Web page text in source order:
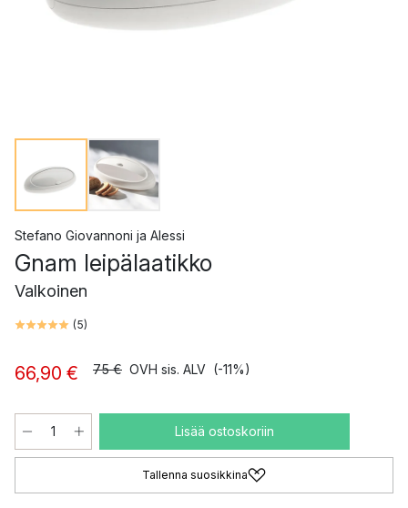
Stefano Giovannoni ja Alessi
Gnam leipälaatikko
Valkoinen
(5)
66,90 € 75 € OVH sis. ALV (-11%)
Lisää ostoskoriin
Tallenna suosikkina